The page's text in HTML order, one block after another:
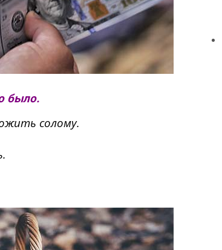
было.
солому.